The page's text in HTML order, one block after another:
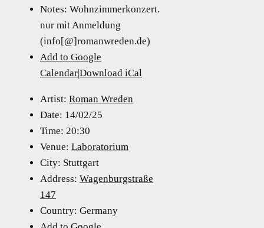
Notes: Wohnzimmerkonzert.
nur mit Anmeldung
(info[@]romanwreden.de)
Add to Google
Calendar|Download iCal
Artist: Roman Wreden
Date: 14/02/25
Time: 20:30
Venue: Laboratorium
City: Stuttgart
Address: Wagenburgstraße
147
Country: Germany